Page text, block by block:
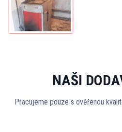
NAŠI
Pracujeme pouze s ověřenou